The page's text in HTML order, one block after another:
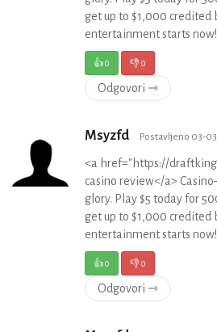
get up to $1,000 credited
entertainment starts now!
👍0 👎0
Odgovori ⇾
Msyzfd Postavljeno 03-
<a href="https://
casino review</a>
glory. Play $5 today for
get up to $1,000 credited
entertainment starts now!
👍0 👎0
Odgovori ⇾